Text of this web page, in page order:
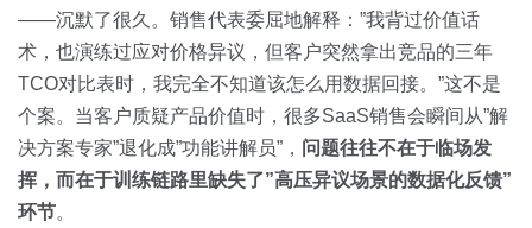
教育
汽车
房地产
定价
资源中心
资源中心
关于我们
——沉默了很久。销售代表委屈地解释：”我背过价值话
术，也演练过应对价格异议，但客户突然拿出竞品的三年
TCO对比表时，我完全不知道该怎么用数据回接。”这不是
个案。当客户质疑产品价值时，很多SaaS销售会瞬间从”解
决方案专家”退化成”功能讲解员”， 问题往往不在于临场发
挥，而在于训练链路里缺失了”高压异议场景的数据化反馈”
环节。